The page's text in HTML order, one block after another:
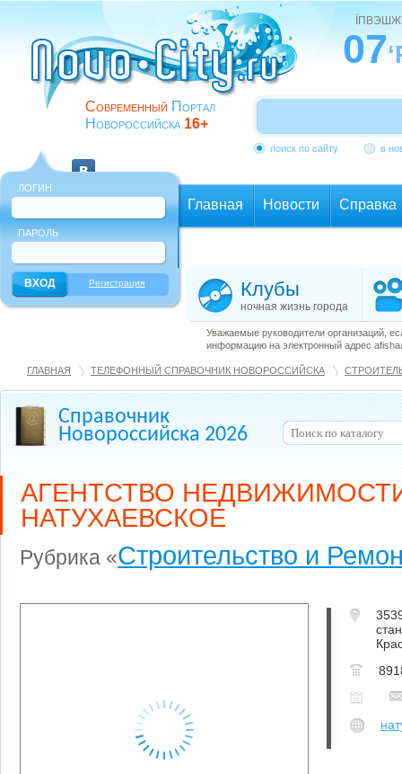
Современный Портал
Новороссийска 16+
07
поиск по сайту в
ЛОГИН
ПАРОЛЬ
Регистрация
Главная Новости Справка
Клубы
ночная жизнь города
Уважаемые руководители организаций,
информацию на электронный адрес
ГЛАВНАЯ ТЕЛЕФОННЫЙ СПРАВОЧНИК НОВОРОССИЙСКА
Справочник
Новороссийска 2026
АГЕНТСТВО
НАТУХАЕВСКОЕ
Рубрика «Строительство и